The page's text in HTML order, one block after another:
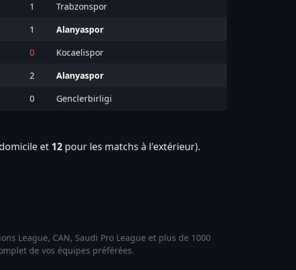
1
Trabzonspor
1
Alanyaspor
0
Kocaelispor
2
Alanyaspor
0 Genclerbirligi
et 12 pour les matchs à l'extérieur).
League, CAN, Saudi Pro League et plus de 1000
de vos équipes préférées.